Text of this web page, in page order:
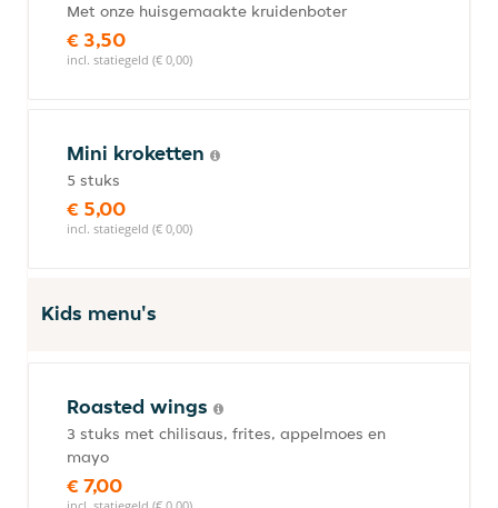
Met onze huisgemaakte kruidenboter
€ 3,50
incl. statiegeld (€ 0,00)
Mini kroketten
5 stuks
€ 5,00
incl. statiegeld (€ 0,00)
Kids menu's
Roasted wings
3 stuks met chilisaus, frites, appelmoes en
mayo
€ 7,00